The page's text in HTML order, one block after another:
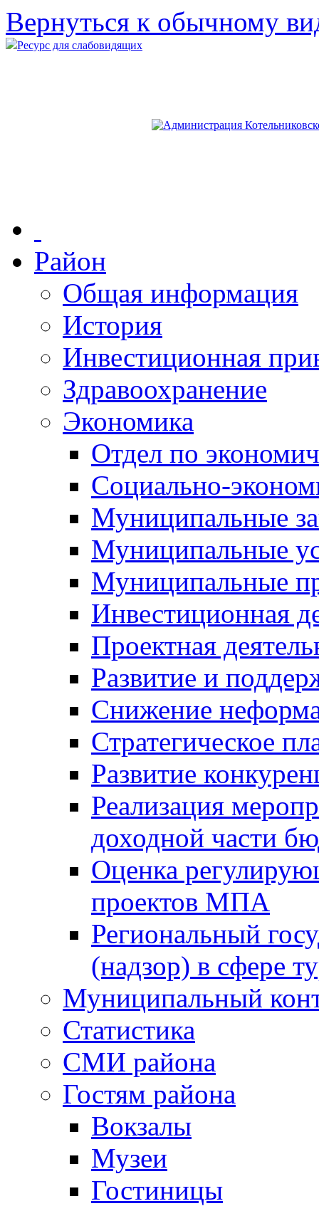
Вернуться к обычному
Ресурс для слабовидящих
Район
Общая информация
История
Инвестиционная
Здравоохранение
Экономика
Отдел по
Социально-
Муниципальные
Муниципальные
Муниципальные
Инвестиционная
Проектная
Развитие и
Снижение
Стратегическое
Развитие
Реализация
доходной части
Оценка
проектов МПА
Региональный
(надзор) в сфере
Муниципальный
Статистика
СМИ района
Гостям района
Вокзалы
Музеи
Гостиницы